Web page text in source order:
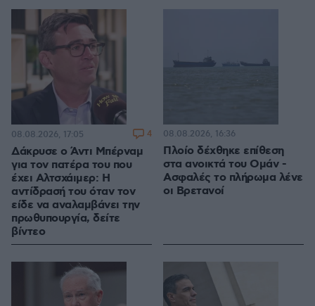
Δάκρυσε ο Άντι Μπέρναμ
για τον πατέρα του που
έχει Αλτσχάιμερ: Η
αντίδρασή του όταν τον
είδε να αναλαμβάνει την
πρωθυπουργία, δείτε
βίντεο
08.08.2026, 17:05 4
Πλοίο δέχθηκε επίθεση
στα ανοικτά του Ομάν -
Ασφαλές το πλήρωμα λένε
οι Βρετανοί
08.08.2026, 16:36